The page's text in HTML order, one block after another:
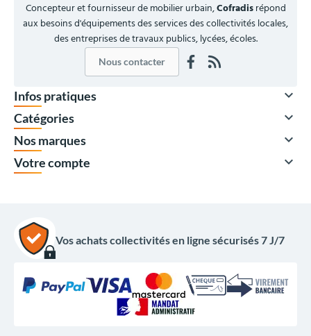
Concepteur et fournisseur de mobilier urbain,Cofradisrépond
aux besoins d'équipements des services des collectivités locales,
des entreprises de travaux publics, lycées, écoles.
Nous contacter
Infos pratiques 
Catégories 
Nos marques 
Votre compte 
Vos achats collectivités en ligne sécurisés 7 J/7